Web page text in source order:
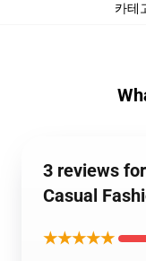
카테
3 reviews
Casual
★★★★★